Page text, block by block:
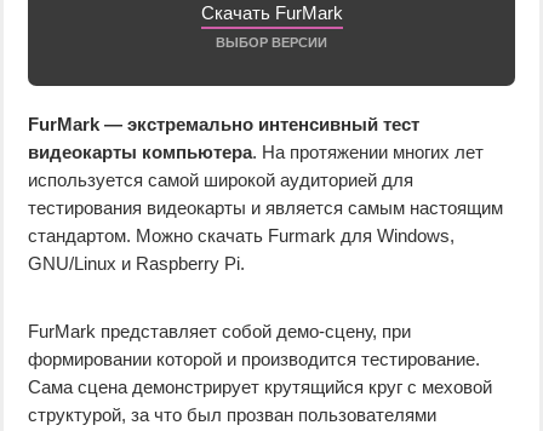
Скачать FurMark
ВЫБОР ВЕРСИИ
FurMark — экстремально интенсивный тест
видеокарты компьютера. На протяжении многих лет
используется самой широкой аудиторией для
тестирования видеокарты и является самым настоящим
стандартом. Можно скачать Furmark для Windows,
GNU/Linux и Raspberry Pi.
FurMark представляет собой демо-сцену, при
формировании которой и производится тестирование.
Сама сцена демонстрирует крутящийся круг с меховой
структурой, за что был прозван пользователями